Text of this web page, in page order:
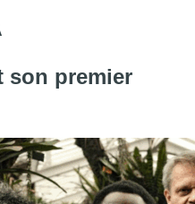
son premier